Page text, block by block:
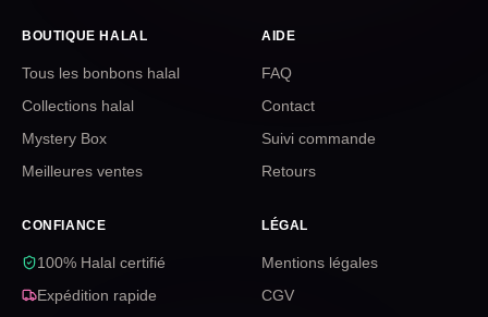
BOUTIQUE HALAL
Tous les bonbons halal
Collections halal
Mystery Box
Meilleures ventes
AIDE
FAQ
Contact
Suivi commande
Retours
CONFIANCE
100% Halal certifié
Expédition rapide
LÉGAL
Mentions légales
CGV